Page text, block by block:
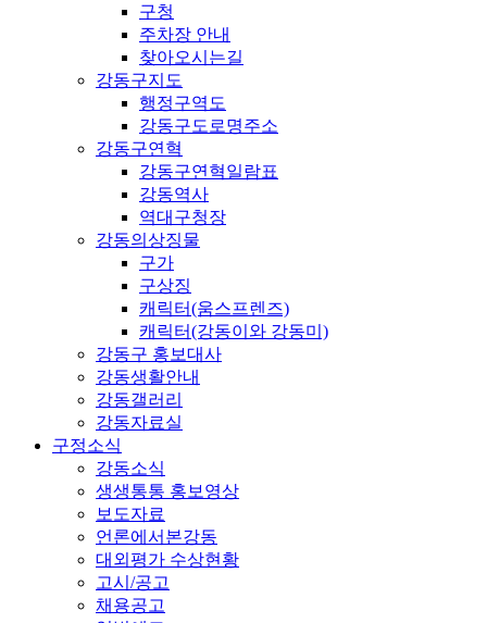
구청
주차장 안내
찾아오시는길
강동구지도
행정구역도
강동구도로명주소
강동구연혁
강동구연혁일람표
강동역사
역대구청장
강동의상징물
구가
구상징
캐릭터(움스프렌즈)
캐릭터(강동이와 강동미)
강동구 홍보대사
강동생활안내
강동갤러리
강동자료실
구정소식
강동소식
생생통통 홍보영상
보도자료
언론에서본강동
대외평가 수상현황
고시/공고
채용공고